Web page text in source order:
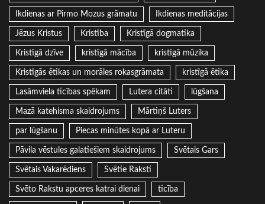
Ikdienas ar Pirmo Mozus grāmatu Ikdienas meditācijas
Jēzus Kristus Kristība Kristīgā dogmatika
Kristīgā dzīve kristīgā mācība kristīgā mūzika
Kristīgās ētikas un morāles rokasgrāmata kristīgā ētika
Lasāmviela ticības spēkam Lutera citāti lūgšana
Mazā katehisma skaidrojums Mārtiņš Luters
par lūgšanu Piecas minūtes kopā ar Luteru
Pāvila vēstules galatiešiem skaidrojums Svētais Gars
Svētais Vakarēdiens Svētie Raksti
Svēto Rakstu apceres katrai dienai ticība